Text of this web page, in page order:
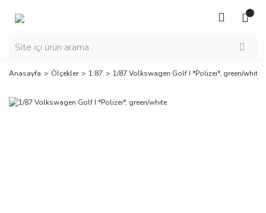
Anasayfa Ölçekler 1:87 1/87 Volkswagen Golf I *Polizei*, green/white